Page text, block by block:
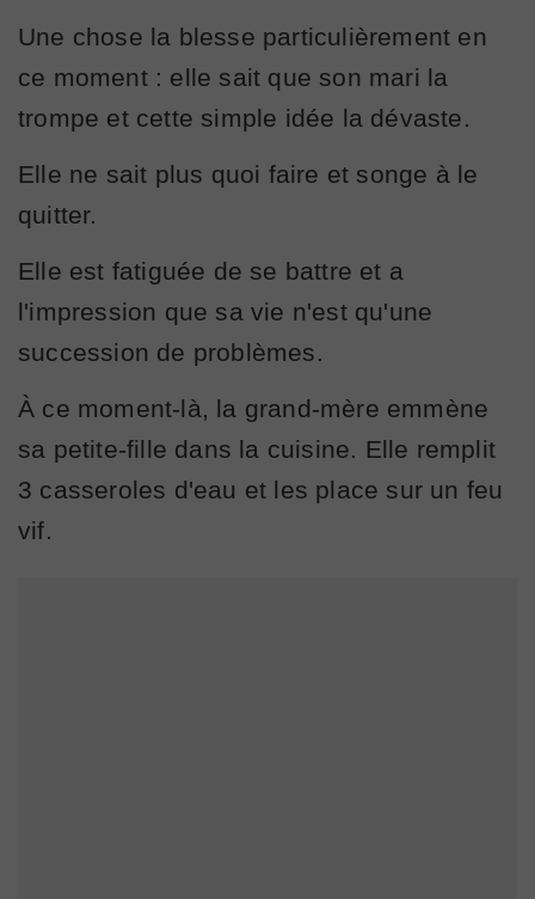
Une chose la blesse particulièrement en
ce moment : elle sait que son mari la
trompe et cette simple idée la dévaste.
Elle ne sait plus quoi faire et songe à le
quitter.
Elle est fatiguée de se battre et a
l'impression que sa vie n'est qu'une
succession de problèmes.
À ce moment-là, la grand-mère emmène
sa petite-fille dans la cuisine. Elle remplit
3 casseroles d'eau et les place sur un feu
vif.